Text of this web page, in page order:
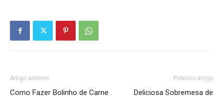
Artigo anterior
Como Fazer Bolinho de Carne
Próximo artigo
Deliciosa Sobremesa de